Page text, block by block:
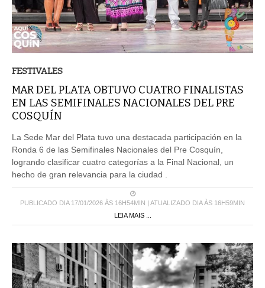
FESTIVALES
MAR DEL PLATA OBTUVO CUATRO FINALISTAS
EN LAS SEMIFINALES NACIONALES DEL PRE
COSQUÍN
La Sede Mar del Plata tuvo una destacada participación en la
Ronda 6 de las Semifinales Nacionales del Pre Cosquín,
logrando clasificar cuatro categorías a la Final Nacional, un
hecho de gran relevancia para la ciudad .
PUBLICADO DIA 17/01/2026 ÀS 16H54MIN | ATUALIZADO DIA ÀS 16H59MIN
LEIA MAIS ...